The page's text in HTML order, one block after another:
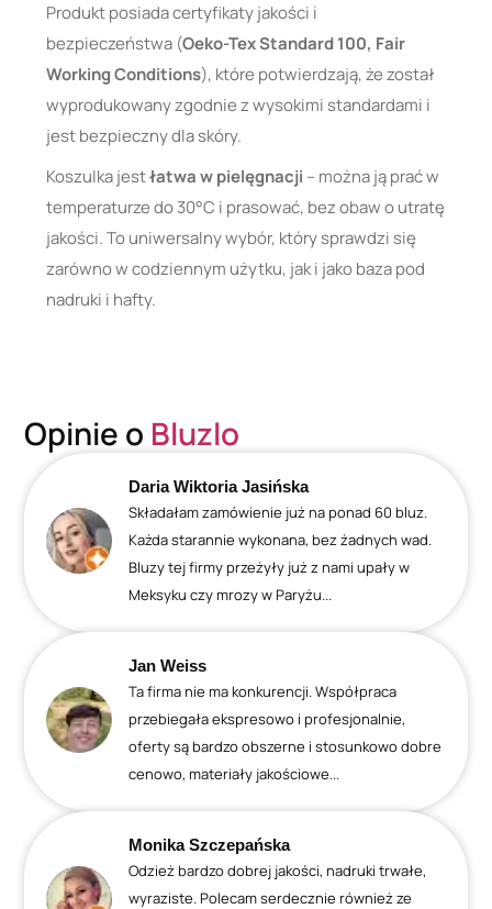
Produkt posiada certyfikaty jakości i
bezpieczeństwa (Oeko-Tex Standard 100, Fair
Working Conditions), które potwierdzają, że został
wyprodukowany zgodnie z wysokimi standardami i
jest bezpieczny dla skóry.
Koszulka jestłatwa w pielęgnacji – można ją prać w
temperaturze do 30°C i prasować, bez obaw o utratę
jakości. To uniwersalny wybór, który sprawdzi się
zarówno w codziennym użytku, jak i jako baza pod
nadruki i hafty.
Opinie o Bluzlo
Daria Wiktoria Jasińska
Składałam zamówienie już na ponad 60 bluz.
Każda starannie wykonana, bez żadnych wad.
Bluzy tej firmy przeżyły już z nami upały w
Meksyku czy mrozy w Paryżu...
Jan Weiss
Ta firma nie ma konkurencji. Współpraca
przebiegała ekspresowo i profesjonalnie,
oferty są bardzo obszerne i stosunkowo dobre
cenowo, materiały jakościowe...
Monika Szczepańska
Odzież bardzo dobrej jakości, nadruki trwałe,
wyraziste. Polecam serdecznie również ze